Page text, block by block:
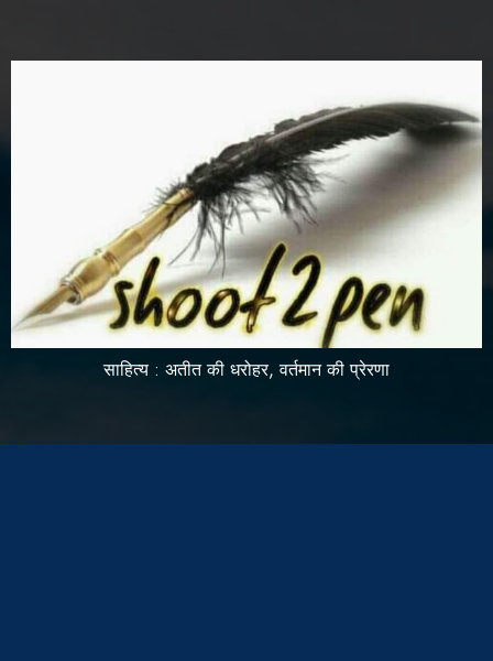
साहित्य : अतीत की धरोहर, वर्तमान की प्रेरणा